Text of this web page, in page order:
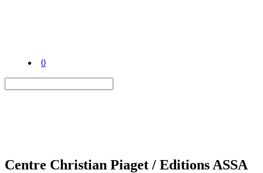
0
Centre Christian Piaget / Editions ASSA